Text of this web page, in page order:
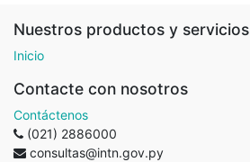
Nuestros productos y servicios
Inicio
Contacte con nosotros
Contáctenos
(021) 2886000
consultas@intn.gov.py